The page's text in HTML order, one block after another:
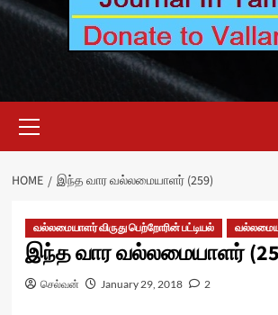
Menu
HOME இந்த வார வல்லமையாளர் (259)
வல்லமையாளர் விருது பெற்றோரின் பட்டியல்
இந்த வார வல்லமையாளர்
செல்வன் January 29, 2018 2